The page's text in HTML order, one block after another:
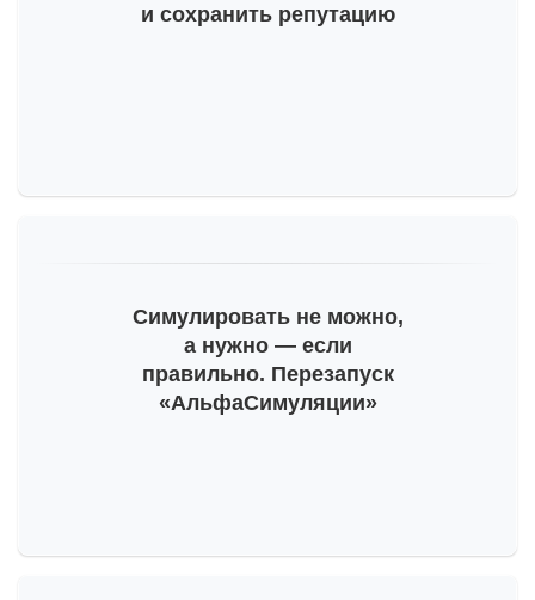
и сохранить репутацию
Симулировать не можно,
а нужно — если
правильно. Перезапуск
«АльфаСимуляции»